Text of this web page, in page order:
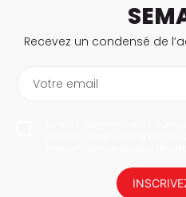
Recevez un condensé de
Votre email